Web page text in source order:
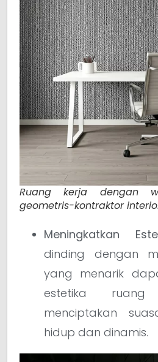
Ruang kerja dengan
geometris-kontraktor
Meningkatkan
dinding dengan
yang menarik
estetika
menciptakan
hidup dan dinamis.